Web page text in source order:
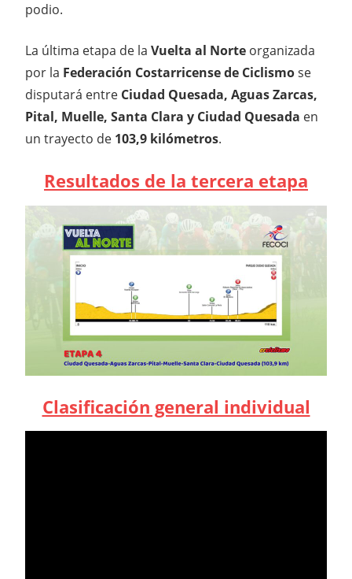
podio.
La última etapa de la Vuelta al Norte organizada
por la Federación Costarricense de Ciclismose
disputará entre Ciudad Quesada, Aguas Zarcas,
Pital, Muelle, Santa Clara y Ciudad Quesada en
un trayecto de 103,9 kilómetros.
Resultados de la tercera etapa
Clasificación general individual